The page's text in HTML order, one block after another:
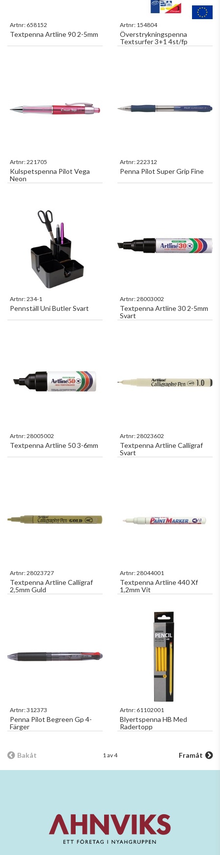
Artnr: 658152
Textpenna Artline 90 2-5mm
Artnr: 154804
Överstrykningspenna
Textsurfer 3+1 4st/fp
Artnr:221705
Kulspetspenna Pilot Vega
Neon
Artnr:222312
Penna Pilot Super Grip Fine
Artnr:234-1
Pennställ Uni Butler Svart
Artnr:28003002
Textpenna Artline 30 2-5mm
Svart
Artnr:28005002
Textpenna Artline 50 3-6mm
Artnr:28023602
Textpenna Artline Calligraf
Svart
Artnr:28023727
Textpenna Artline Calligraf
2,5mm Guld
Artnr:28044001
Textpenna Artline 440 Xf
1,2mm Vit
Artnr:312373
Penna Pilot Begreen Gp 4-
Färger
Artnr: 61102001
Blyertspenna HB Med
Radertopp
Bakåt 1 av 4 Framåt